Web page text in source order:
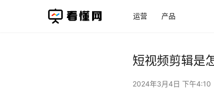
运营 产品
短视频剪辑是
2024年3月4日 下午4:10